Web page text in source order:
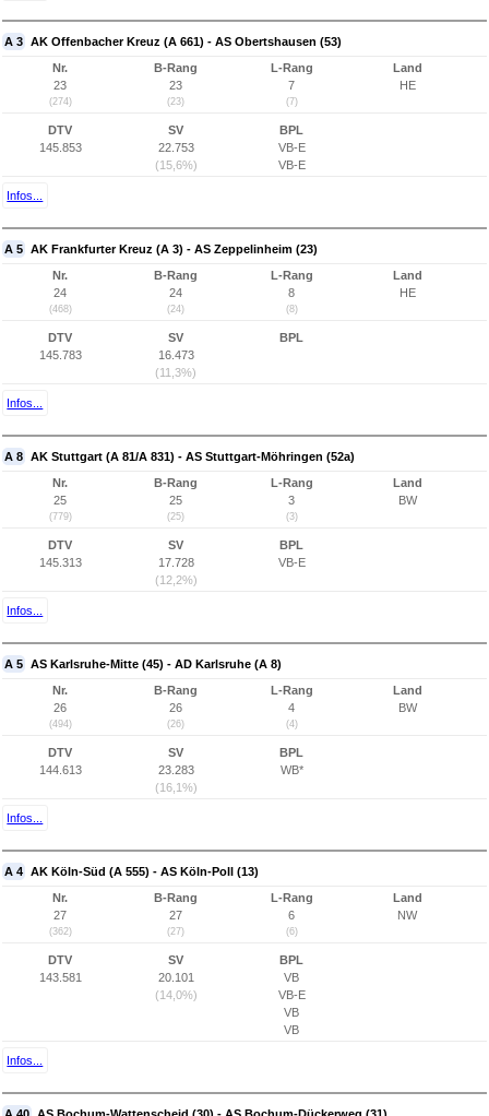
A 3 AK Offenbacher Kreuz (A 661) - AS Obertshausen (53)
Nr.
23
(274)
B-Rang
23
(23)
L-Rang
7
(7)
Land
HE
DTV
145.853
SV
22.753
(15,6%)
BPL
VB-E
VB-E
Infos...
A 5 AK Frankfurter Kreuz (A 3) - AS Zeppelinheim (23)
Nr.
24
(468)
B-Rang
24
(24)
L-Rang
8
(8)
Land
HE
DTV
145.783
SV
16.473
(11,3%)
BPL
Infos...
A 8 AK Stuttgart (A 81/A 831) - AS Stuttgart-Möhringen (52a)
Nr.
25
(779)
B-Rang
25
(25)
L-Rang
3
(3)
Land
BW
DTV
145.313
SV
17.728
(12,2%)
BPL
VB-E
Infos...
A 5 AS Karlsruhe-Mitte (45) - AD Karlsruhe (A 8)
Nr.
26
(494)
B-Rang
26
(26)
L-Rang
4
(4)
Land
BW
DTV
144.613
SV
23.283
(16,1%)
BPL
WB*
Infos...
A 4 AK Köln-Süd (A 555) - AS Köln-Poll (13)
Nr.
27
(362)
B-Rang
27
(27)
L-Rang
6
(6)
Land
NW
DTV
143.581
SV
20.101
(14,0%)
BPL
VB
VB-E
VB
VB
Infos...